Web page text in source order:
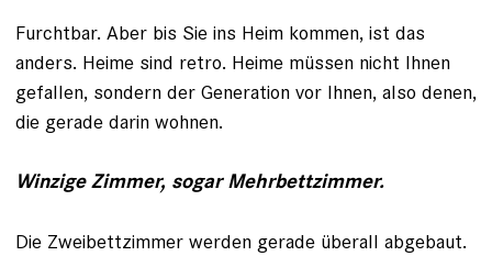
Furchtbar. Aber bis Sie ins Heim kommen, ist das
anders. Heime sind retro. Heime müssen nicht Ihnen
gefallen, sondern der Generation vor Ihnen, also denen,
die ge­rade darin wohnen.
Winzige Zimmer, sogar Mehrbettzimmer.
Die Zweibettzimmer werden gerade überall abgebaut.